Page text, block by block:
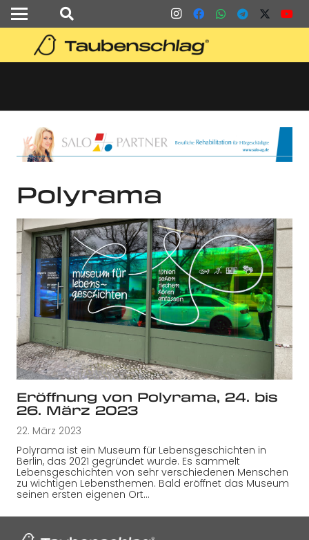
Polyrama
Eröffnung von Polyrama, 24. bis
26. März 2023
22. März 2023
Polyrama ist ein Museum für Lebensgeschichten in
Berlin, das 2021 gegründet wurde. Es sammelt
Lebensgeschichten von sehr verschiedenen Menschen
zu wichtigen Lebensthemen. Bald eröffnet das Museum
seinen ersten eigenen Ort…